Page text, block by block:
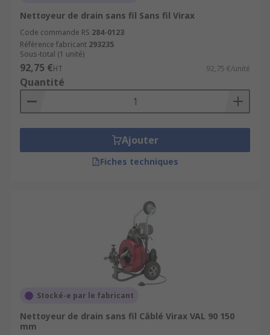
Nettoyeur de drain sans fil Sans fil Virax
Code commande RS 284-0123
Référence fabricant 293235
Sous-total (1 unité)
92,75 €HT 92,75 €/unité
Quantité
Ajouter
Fiches techniques
Stocké-e par le fabricant
Nettoyeur de drain sans fil Câblé Virax VAL 90 150
mm